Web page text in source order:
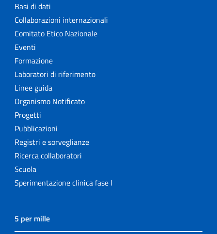
Basi di dati
Collaborazioni internazionali
Comitato Etico Nazionale
Eventi
Formazione
Laboratori di riferimento
Linee guida
Organismo Notificato
Progetti
Pubblicazioni
Registri e sorveglianze
Ricerca collaboratori
Scuola
Sperimentazione clinica fase I
5 per mille